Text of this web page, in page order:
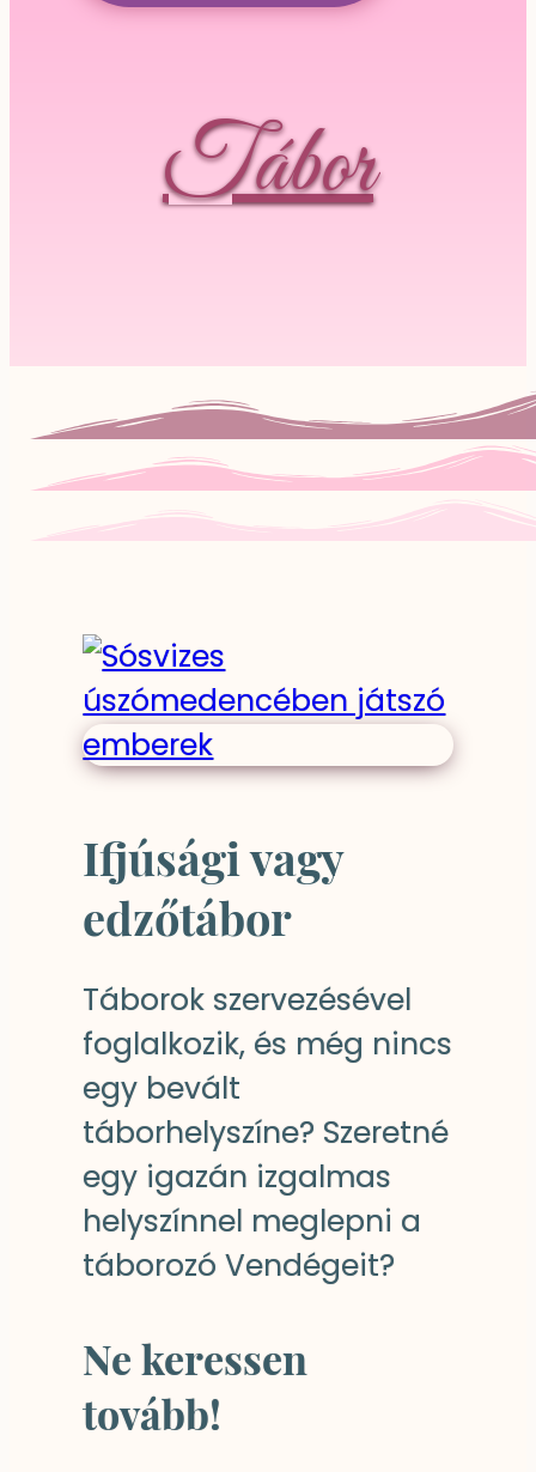
Tábor
Ifjúsági vagy
edzőtábor
Táborok szervezésével
foglalkozik, és még nincs
egy bevált
táborhelyszíne? Szeretné
egy igazán izgalmas
helyszínnel meglepni a
táborozó Vendégeit?
Ne keressen
tovább!